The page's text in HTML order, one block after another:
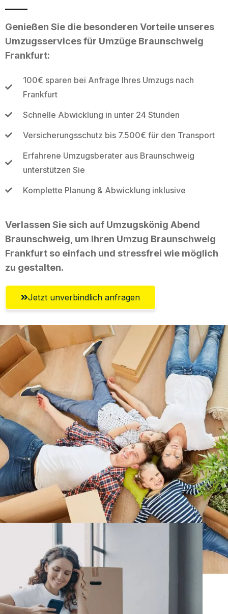
Genießen Sie die besonderen Vorteile unseres
Umzugsservices für Umzüge Braunschweig
Frankfurt:
100€ sparen bei Anfrage Ihres Umzugs nach
Frankfurt
Schnelle Abwicklung in unter 24 Stunden
Versicherungsschutz bis 7.500€ für den Transport
Erfahrene Umzugsberater aus Braunschweig
unterstützen Sie
Komplette Planung & Abwicklung inklusive
Verlassen Sie sich auf Umzugskönig Abend
Braunschweig, um Ihren Umzug Braunschweig
Frankfurt so einfach und stressfrei wie möglich
zu gestalten.
Jetzt unverbindlich anfragen